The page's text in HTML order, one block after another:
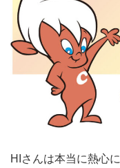
HIさんは本当に熱心